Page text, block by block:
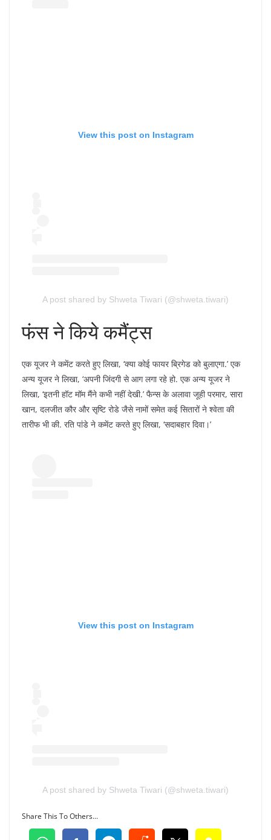
View this post on Instagram
A post shared by Shweta Tiwari (@shweta.tiwari)
फंस ने किये कमैंट्स
एक यूजर ने कमेंट करते हुए लिखा, ‘क्या कोई फायर ब्रिगेड को बुलाएगा.’ एक
अन्य यूजर ने लिखा, ‘अपनी जिंदगी से आग लगा रहे हो. एक अन्य यूजर ने
लिखा, ‘इतनी हॉट मॉम मैंने कभी नहीं देखी.’ फैन्स के अलावा जूही परमार, सारा
खान, दलजीत कौर और सृष्टि रोडे जैसे नामों समेत कई सितारों ने श्वेता की
तारीफ भी की. रति पांडे ने कमेंट करते हुए लिखा, ‘सदाबहार दिवा।’
View this post on Instagram
A post shared by Shweta Tiwari (@shweta.tiwari)
Share This To Others...